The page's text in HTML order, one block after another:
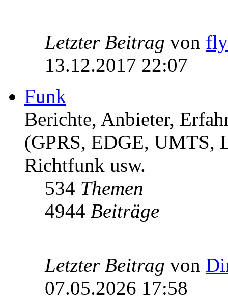
Letzter Beitrag von
13.12.2017 22:07
Funk
Berichte, Anbieter,
(GPRS, EDGE,
Richtfunk usw.
534 Themen
4944 Beiträge
Letzter Beitrag von
07.05.2026 17:58